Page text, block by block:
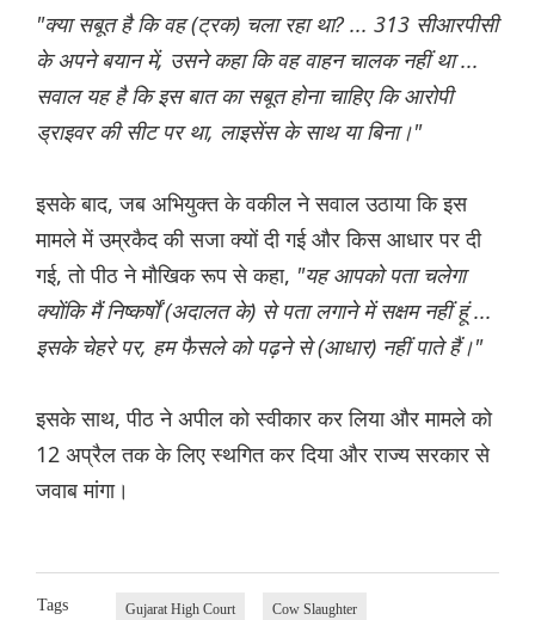
"क्या सबूत है कि वह (ट्रक) चला रहा था? ... 313 सीआरपीसी
के अपने बयान में, उसने कहा कि वह वाहन चालक नहीं था ...
सवाल यह है कि इस बात का सबूत होना चाहिए कि आरोपी
ड्राइवर की सीट पर था, लाइसेंस के साथ या बिना।"
इसके बाद, जब अभियुक्त के वकील ने सवाल उठाया कि इस
मामले में उम्रकैद की सजा क्यों दी गई और किस आधार पर दी
गई, तो पीठ ने मौखिक रूप से कहा, "यह आपको पता चलेगा
क्योंकि मैं निष्कर्षों (अदालत के) से पता लगाने में सक्षम नहीं हूं ...
इसके चेहरे पर, हम फैसले को पढ़ने से (आधार) नहीं पाते हैं।"
इसके साथ, पीठ ने अपील को स्वीकार कर लिया और मामले को
12 अप्रैल तक के लिए स्थगित कर दिया और राज्य सरकार से
जवाब मांगा।
Tags Gujarat High Court Cow Slaughter